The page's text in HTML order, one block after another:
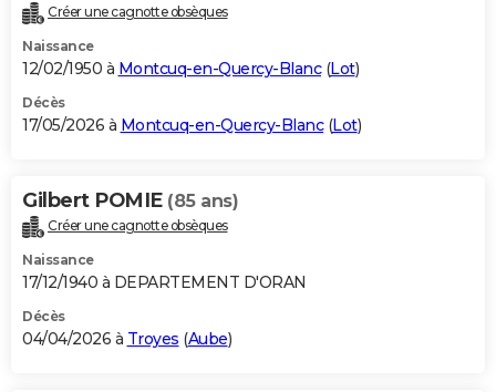
Destinations
City break
Voyage nature
Voyage de noces
Forum
Climat
+PHOTO
GUIDES D'ACHAT
BONS PLANS
Carte de Noël
Carte Bonne année
Carte Saint-Valentin
Carte Pâques
Carte d'anniversaire
DICTIONNAIRE
Dictionnaire
Biographies
Citations
Expressions
Proverbes
PROGRAMME TV
S'inscrire
Se connecter
Lycées
Collèges
Primaires
Universités
Entreprises
Service militaire
Avis de recherche
AVIS DE DÉCÈS
Créer une cagnotte obsèques
Naissance
12/02/1950 à Montcuq-en-Quercy-Blanc(Lot)
Décès
17/05/2026 à Montcuq-en-Quercy-Blanc(Lot)
Gilbert POMIE (85 ans)
Créer une cagnotte obsèques
Naissance
17/12/1940 à DEPARTEMENT D'ORAN
Décès
04/04/2026 à Troyes (Aube)